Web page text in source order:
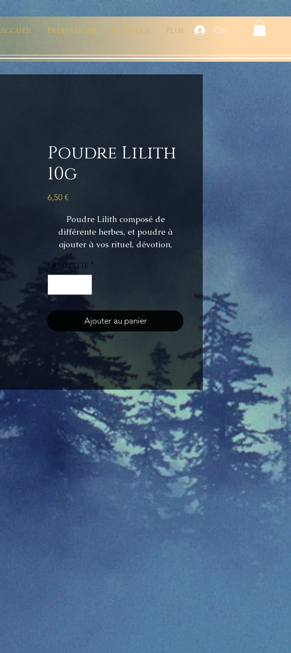
Accueil Prestations Boutique Plus Connexion
Poudre Lilith
10g
6,50 €Prix
Poudre Lilith composé de
différente herbes, et poudre à
ajouter à vos rituel, dévotion,
sensualité, pouvoir
Quantité *
Ajouter au panier